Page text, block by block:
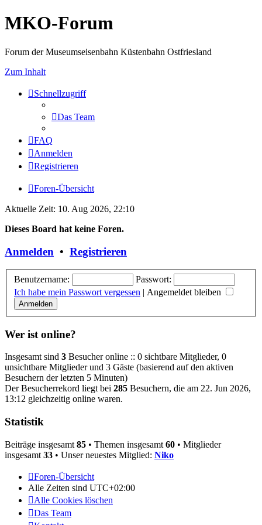
MKO-Forum
Forum der Museumseisenbahn Küstenbahn Ostfriesland
Zum Inhalt
Schnellzugriff
Das Team
FAQ
Anmelden
Registrieren
Foren-Übersicht
Aktuelle Zeit: 10. Aug 2026, 22:10
Dieses Board hat keine Foren.
Anmelden • Registrieren
Benutzername:
Passwort:
Ich habe mein Passwort vergessen | Angemeldet bleiben
Wer ist online?
Insgesamt sind 3 Besucher online :: 0 sichtbare Mitglieder, 0
unsichtbare Mitglieder und 3 Gäste (basierend auf den aktiven
Besuchern der letzten 5 Minuten)
Der Besucherrekord liegt bei 285 Besuchern, die am 22. Jun 2026,
13:12 gleichzeitig online waren.
Statistik
Beiträge insgesamt 85 • Themen insgesamt 60 • Mitglieder
insgesamt 33 • Unser neuestes Mitglied: Niko
Foren-Übersicht
Alle Zeiten sind UTC+02:00
Alle Cookies löschen
Das Team